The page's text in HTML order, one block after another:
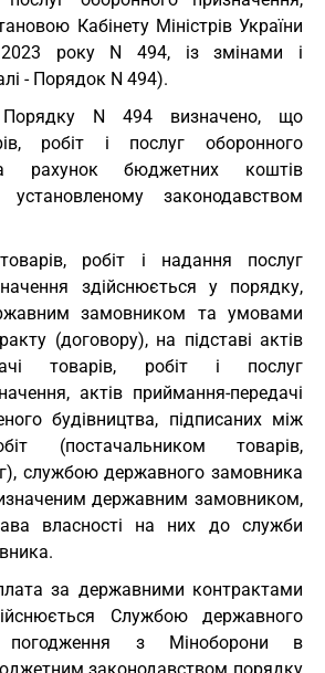
Кабінету Міністрів України
року N 494, із змінами і
- Порядок N 494).
N 494 визначено, що
робіт і послуг оборонного
рахунок бюджетних коштів
законодавством
робіт і надання послуг
здійснюється у порядку,
замовником та умовами
(договору), на підставі актів
товарів, робіт і послуг
актів приймання-передачі
будівництва, підписаних між
(постачальником товарів,
службою державного замовника
державним замовником,
власності на них до служби
за державними контрактами
Службою державного
з Міноборони в